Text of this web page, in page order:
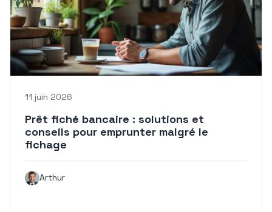
11 juin 2026
Prêt fiché bancaire : solutions et
conseils pour emprunter malgré le
fichage
Arthur